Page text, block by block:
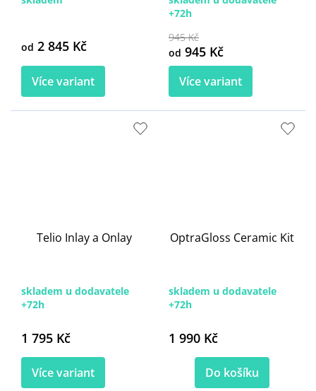
od 2 845 Kč
Více variant
+72h
945 Kč
od 945 Kč
Více variant
Telio Inlay a Onlay
skladem u dodavatele
+72h
1 795 Kč
Více variant
OptraGloss Ceramic Kit
skladem u dodavatele
+72h
1 990 Kč
Do košíku